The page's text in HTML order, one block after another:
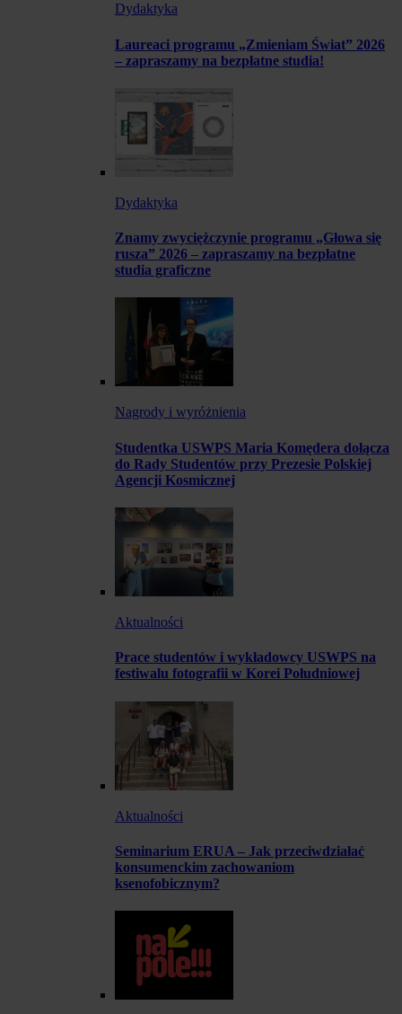
Dydaktyka
Laureaci programu „Zmieniam Świat” 2026
– zapraszamy na bezpłatne studia!
Dydaktyka
Znamy zwyciężczynie programu „Głowa się
rusza” 2026 – zapraszamy na bezpłatne
studia graficzne
Nagrody i wyróżnienia
Studentka USWPS Maria Komędera dołącza
do Rady Studentów przy Prezesie Polskiej
Agencji Kosmicznej
Aktualności
Prace studentów i wykładowcy USWPS na
festiwalu fotografii w Korei Południowej
Aktualności
Seminarium ERUA – Jak przeciwdziałać
konsumenckim zachowaniom
ksenofobicznym?